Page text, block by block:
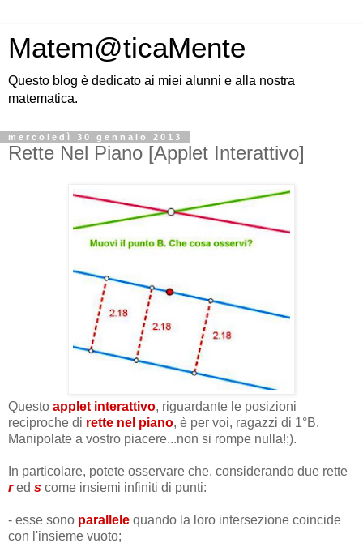
Matem@ticaMente
Questo blog è dedicato ai miei alunni e alla nostra
matematica.
mercoledì 30 gennaio 2013
Rette Nel Piano [Applet Interattivo]
Questo applet interattivo, riguardante le posizioni
reciproche di rette nel piano, è per voi, ragazzi di 1°B.
Manipolate a vostro piacere...non si rompe nulla!;).
In particolare, potete osservare che, considerando due rette
red s come insiemi infiniti di punti:
- esse sono parallele quando la loro intersezione coincide
con l'insieme vuoto;